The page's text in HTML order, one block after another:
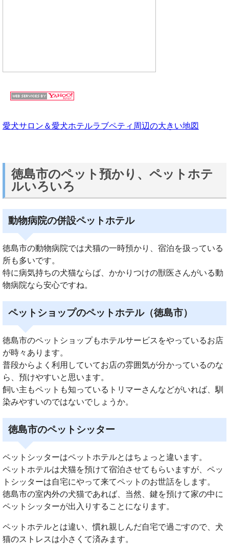
愛犬サロン＆愛犬ホテルラブペティ周辺の大きい地図
徳島市のペット預かり、ペットホテ
ルいろいろ
動物病院の併設ペットホテル
徳島市の動物病院では犬猫の一時預かり、宿泊を扱っている
所も多いです。
特に病気持ちの犬猫ならば、かかりつけの獣医さんがいる動
物病院なら安心ですね。
ペットショップのペットホテル（徳島市）
徳島市のペットショップもホテルサービスをやっているお店
が時々あります。
普段からよく利用していてお店の雰囲気が分かっているのな
ら、預けやすいと思います。
飼い主もペットも知っているトリマーさんなどがいれば、馴
染みやすいのではないでしょうか。
徳島市のペットシッター
ペットシッターはペットホテルとはちょっと違います。
ペットホテルは犬猫を預けて宿泊させてもらいますが、ペッ
トシッターは自宅にやって来てペットのお世話をします。
徳島市の室内外の犬猫であれば、当然、鍵を預けて家の中に
ペットシッターが出入りすることになります。
ペットホテルとは違い、慣れ親しんだ自宅で過ごすので、犬
猫のストレスは小さくて済みます。